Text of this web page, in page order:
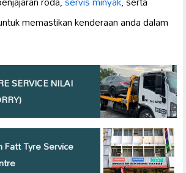
memastikan kenderaan anda dalam
SERVICE NILAI
Fatt Tyre Service